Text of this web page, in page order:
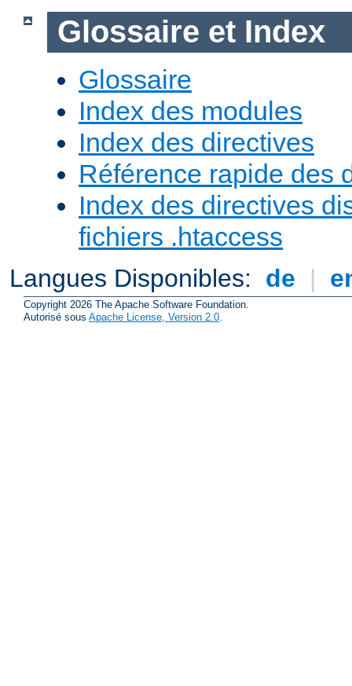
Glossaire et Index
Glossaire
Index des modules
Index des directives
Référence rapide des
Index des directives
fichiers .htaccess
Langues Disponibles: de |
Copyright 2026 The Apache Software Foundation.
Autorisé sous Apache License, Version 2.0.